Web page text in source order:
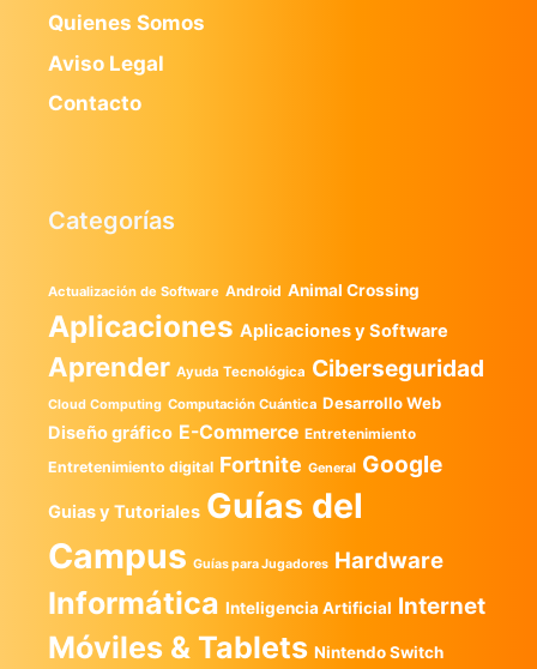
Quienes Somos
Aviso Legal
Contacto
Categorías
Actualización de Software Android Animal Crossing
Aplicaciones Aplicaciones y Software
Aprender Ayuda Tecnológica Ciberseguridad
Cloud Computing Computación Cuántica Desarrollo Web
Diseño gráfico E-Commerce Entretenimiento
Entretenimiento digital Fortnite General Google
Guias y Tutoriales Guías del
Campus Guías para Jugadores Hardware
Informática Inteligencia Artificial Internet
Móviles & Tablets Nintendo Switch